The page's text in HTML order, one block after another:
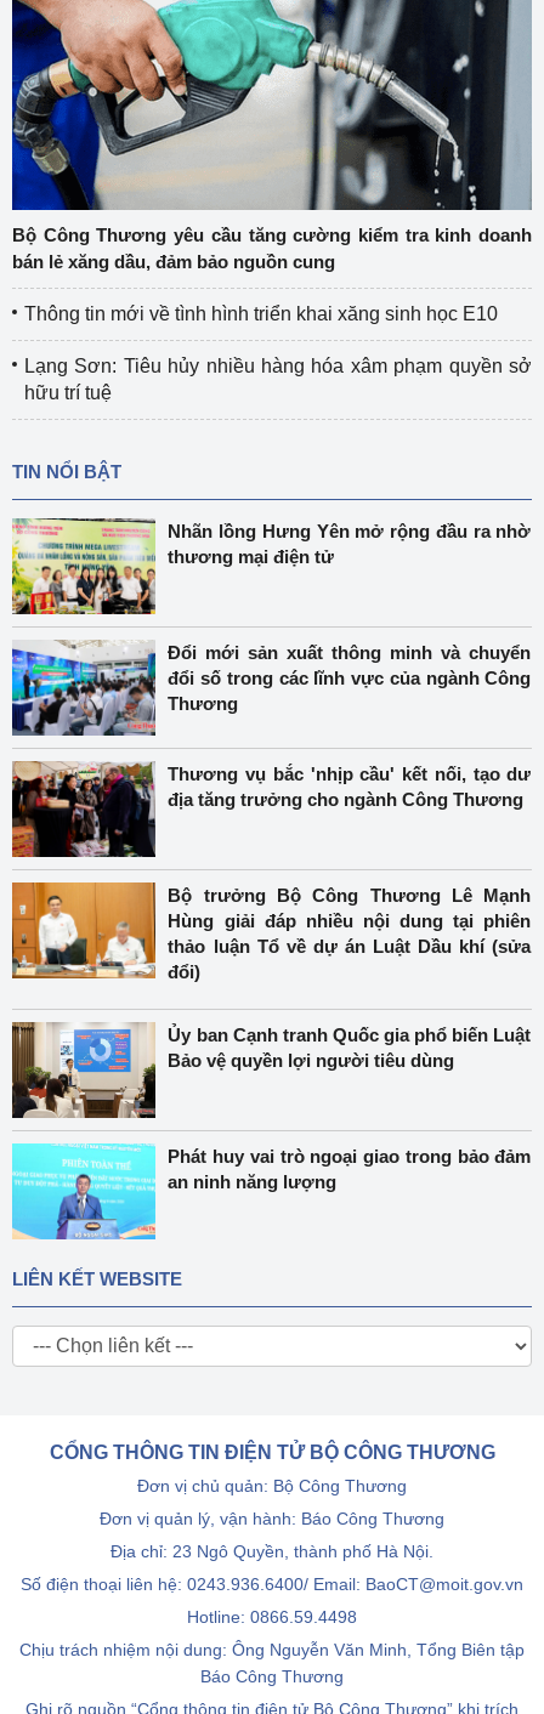
Bộ Công Thương yêu cầu tăng cường kiểm tra kinh doanh
bán lẻ xăng dầu, đảm bảo nguồn cung
Thông tin mới về tình hình triển khai xăng sinh học E10
Lạng Sơn: Tiêu hủy nhiều hàng hóa xâm phạm quyền sở
hữu trí tuệ
TIN NỔI BẬT
Nhãn lồng Hưng Yên mở rộng đầu ra nhờ
thương mại điện tử
Đổi mới sản xuất thông minh và chuyển
đổi số trong các lĩnh vực của ngành Công
Thương
Thương vụ bắc 'nhịp cầu' kết nối, tạo dư
địa tăng trưởng cho ngành Công Thương
Bộ trưởng Bộ Công Thương Lê Mạnh
Hùng giải đáp nhiều nội dung tại phiên
thảo luận Tổ về dự án Luật Dầu khí (sửa
đổi)
Ủy ban Cạnh tranh Quốc gia phổ biến Luật
Bảo vệ quyền lợi người tiêu dùng
Phát huy vai trò ngoại giao trong bảo đảm
an ninh năng lượng
LIÊN KẾT WEBSITE
CỔNG THÔNG TIN ĐIỆN TỬ BỘ CÔNG THƯƠNG
Đơn vị chủ quản: Bộ Công Thương
Đơn vị quản lý, vận hành: Báo Công Thương
Địa chỉ: 23 Ngô Quyền, thành phố Hà Nội.
Số điện thoại liên hệ: 0243.936.6400/ Email: BaoCT@moit.gov.vn
Hotline: 0866.59.4498
Chịu trách nhiệm nội dung: Ông Nguyễn Văn Minh, Tổng Biên tập
Báo Công Thương
Ghi rõ nguồn “Cổng thông tin điện tử Bộ Công Thương” khi trích